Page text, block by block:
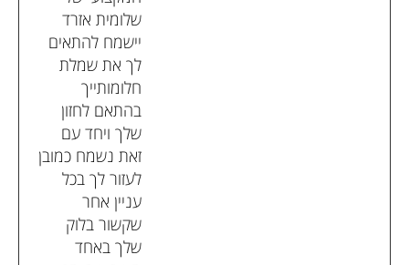
שלומית אזרד
יישמח להתאים
לך את שמלת
חלומותייך
בהתאם לחזון
שלך ויחד עם
זאת נשמח כמובן
לעזור לך בכל
עניין אחר
שקשור בלוק
שלך באחד